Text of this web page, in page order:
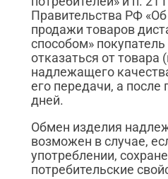
Правительства РФ
продажи товаров
способом»
отказаться от товара
надлежащего
его передачи, а после
дней.
Обмен изделия
возможен в случае,
употреблении,
потребительские